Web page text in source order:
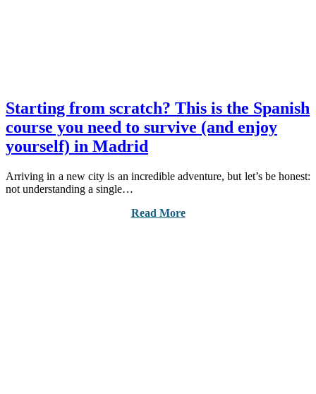
Starting from scratch? This is the Spanish
course you need to survive (and enjoy
yourself) in Madrid
Arriving in a new city is an incredible adventure, but let’s be honest:
not understanding a single…
Read More